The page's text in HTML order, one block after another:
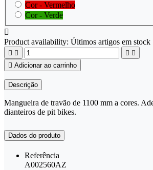
Cor - Vermelho
Cor - Verde

Product availability: Últimos artigos em stock
   
 Adicionar ao carrinho
Descrição
Mangueira de travão de 1100 mm a cores.
dianteiros de pit bikes.
Dados do produto
Referência
A002560AZ